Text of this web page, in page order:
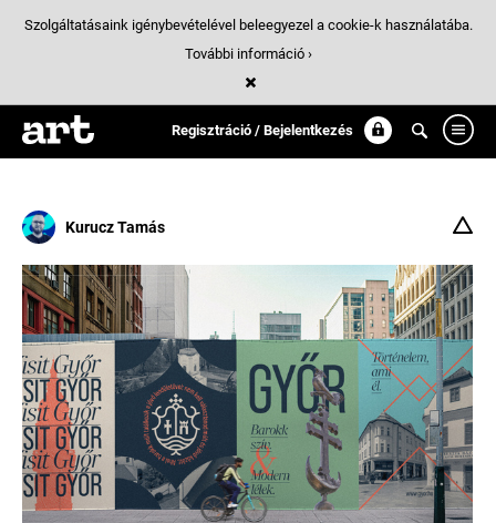
Regisztráció / Bejelentkezés
Találatok/ 2:
place_branding
Kurucz Tamás
Szolgáltatásaink igénybevételével beleegyezel a cookie-k használatába.
További információ ›